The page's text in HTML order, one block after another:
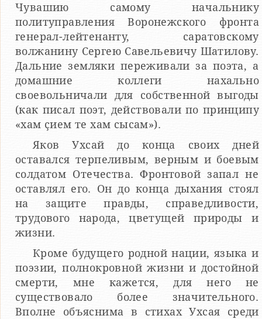
Чувашию самому начальнику
политуправления Воронежского фронта
генерал-лейтенанту, саратовскому
волжанину Сергею Савельевичу Шатилову.
Дальние земляки переживали за поэта, а
домашние коллеги нахально
своевольничали для собственной выгоды
(как писал поэт, действовали по принципу
«хам ҫием те хам сысам»).
Яков Ухсай до конца своих дней
оставался терпеливым, верным и боевым
солдатом Отечества. Фронтовой запал не
оставлял его. Он до конца дыхания стоял
на защите правды, справедливости,
трудового народа, цветущей природы и
жизни.
Кроме будущего родной нации, языка и
поэзии, полнокровной жизни и достойной
смерти, мне кажется, для него не
существовало более значительного.
Вполне объяснима в стихах Ухсая среди